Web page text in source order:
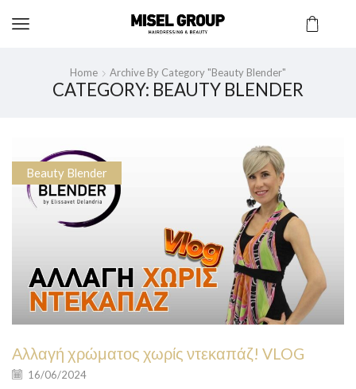
Home Archive By Category "Beauty Blender"
CATEGORY: BEAUTY BLENDER
Beauty Blender
Αλλαγή χρώματος χωρίς ντεκαπάζ! VLOG
16/06/2024